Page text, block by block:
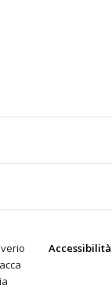
Accessibilità